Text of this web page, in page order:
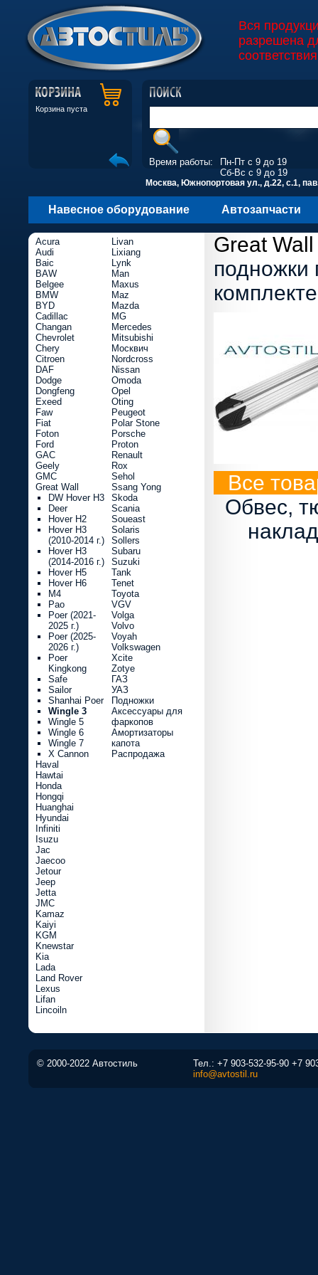
Вся
разрешена
Корзина пуста
Время работы:
Пн-Пт с 9 до 19
Сб-Вс с 9 до 19
Москва, Южнопортовая ул., д.22, с.1,
Навесное оборудование Автозапчасти
Great Wall
комплекте
Все
Обвес,
Acura
Audi
Baic
BAW
Belgee
BMW
BYD
Cadillac
Changan
Chevrolet
Chery
Citroen
DAF
Dodge
Dongfeng
Exeed
Faw
Fiat
Foton
Ford
GAC
Geely
GMC
Great Wall
DW Hover H3
Deer
Hover H2
Hover H3
(2010-2014 г.)
Hover H3
(2014-2016 г.)
Hover H5
Hover H6
M4
Pao
Poer (2021-
2025 г.)
Poer (2025-
2026 г.)
Poer
Kingkong
Safe
Sailor
Shanhai Poer
Wingle 3
Wingle 5
Wingle 6
Wingle 7
X Cannon
Haval
Hawtai
Honda
Hongqi
Huanghai
Hyundai
Infiniti
Isuzu
Jac
Jaecoo
Jetour
Jeep
Jetta
JMC
Kamaz
Kaiyi
KGM
Knewstar
Kia
Lada
Land Rover
Lexus
Lifan
Lincoiln
Livan
Lixiang
Lynk
Man
Maxus
Maz
Mazda
MG
Mercedes
Mitsubishi
Москвич
Nordcross
Nissan
Omoda
Opel
Oting
Peugeot
Polar Stone
Porsche
Proton
Renault
Rox
Sehol
Ssang Yong
Skoda
Scania
Soueast
Solaris
Sollers
Subaru
Suzuki
Tank
Tenet
Toyota
VGV
Volga
Volvo
Voyah
Volkswagen
Xcite
Zotye
ГАЗ
УАЗ
Подножки
Аксессуары для
фаркопов
Амортизаторы
капота
Распродажа
© 2000-2022 Автостиль Тел.: +7 903-532-95-90 +7
info@avtostil.ru